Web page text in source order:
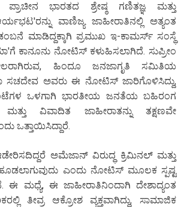
ಭಾರತದ ಶ್ರೇಷ್ಠ ಗಣಿತಜ್ಞ ಮತ್ತು
ವಾಣಿಜ್ಯ ಜಾಹೀರಾತಿನಲ್ಲಿ ಅತ್ಯಂತ
ಮಾಡಿದ್ದಕ್ಕಾಗಿ ಪ್ರಮುಖ ಇ-ಕಾಮರ್ಸ್ ಸಂಸ್ಥೆ
ಕಾನೂನು ನೋಟಿಸ್ ಕಳುಹಿಸಲಾಗಿದೆ. ಸುಪ್ರೀಂ
ಹಿಂದೂ ಜನಜಾಗೃತಿ ಸಮಿತಿಯ
ಸಚದೇವ ಅವರು ಈ ನೋಟಿಸ್ ಜಾರಿಗೊಳಿಸಿದ್ದು,
ಒಳಗಾಗಿ ಭಾರತೀಯ ಜನತೆಯ ಬಹಿರಂಗ
ಮತ್ತು ವಿವಾದಿತ ಜಾಹೀರಾತನ್ನು ತಕ್ಷಣವೇ
ಒತ್ತಾಯಿಸಿದ್ದಾರೆ.
ಅಮೆಜಾನ್ ವಿರುದ್ಧ ಕ್ರಿಮಿನಲ್ ಮತ್ತು
ಎಂದು ನೋಟಿಸ್ ಮೂಲಕ ಸ್ಪಷ್ಟ
ಈ ಮಧ್ಯೆ, ಈ ಜಾಹೀರಾತಿನಿಂದಾಗಿ ದೇಶಾದ್ಯಂತ
ತೀವ್ರ ಆಕ್ರೋಶ ವ್ಯಕ್ತವಾಗಿದ್ದು, ಸಾಮಾಜಿಕ